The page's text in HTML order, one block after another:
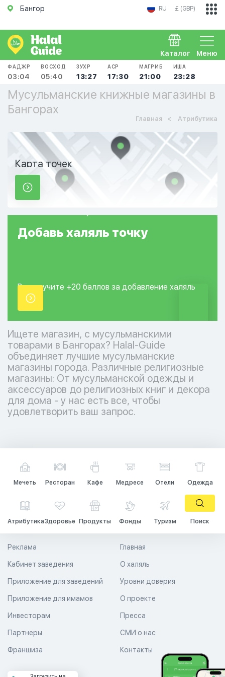
Бангор RU £ (GBP)
Меню
Каталог
ФАДЖР
03:04
ВОСХОД
05:40
ЗУХР
13:27
АСР
17:30
МАГРИБ
21:00
ИША
23:28
Мусульманские книжные магазины в
Бангорах
Главная Атрибутика
Карта точек
Добавь халяль точку
Вы получите +20 баллов за добавление халяль
точки.
Ищете магазин, с мусульманскими
товарами в Бангорах? Halal-Guide
объединяет лучшие мусульманские
магазины города. Различные религиозные
магазины: От мусульманской одежды и
аксессуаров до религиозных книг и декора
для дома - у нас есть все, чтобы
удовлетворить ваш запрос.
Мечеть Ресторан Кафе Медресе Отели Одежда
АтрибутикаЗдоровье Продукты Фонды Туризм Поиск
Главная
О халяль
Уровни доверия
Реклама
Кабинет заведения
Приложение для заведений
Приложение для имамов О проекте
Пресса
СМИ о нас
Контакты
Инвесторам
Партнеры
Франшиза